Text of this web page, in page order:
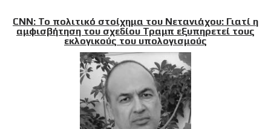
CNN: Το πολιτικό στοίχημα του Νετανιάχου: Γιατί η
αμφισβήτηση του σχεδίου Τραμπ εξυπηρετεί τους
εκλογικούς του υπολογισμούς